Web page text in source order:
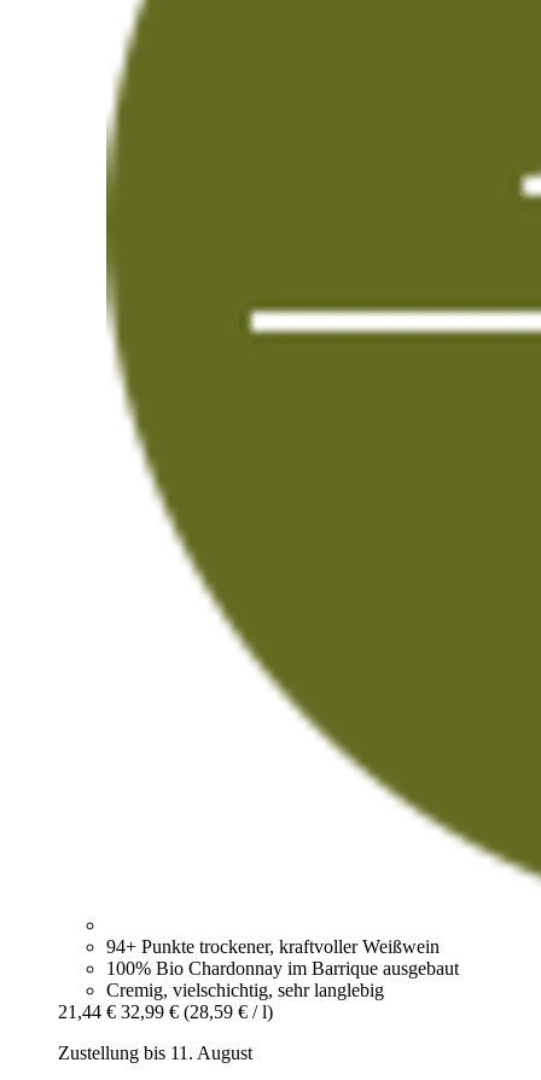
94+ Punkte trockener, kraftvoller Weißwein
100% Bio Chardonnay im Barrique ausgebaut
Cremig, vielschichtig, sehr langlebig
21,44 € 32,99 € (28,59 € / l)
Zustellung bis 11. August